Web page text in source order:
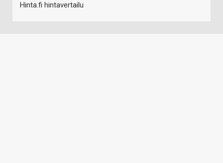
Hinta.fi hintavertailu